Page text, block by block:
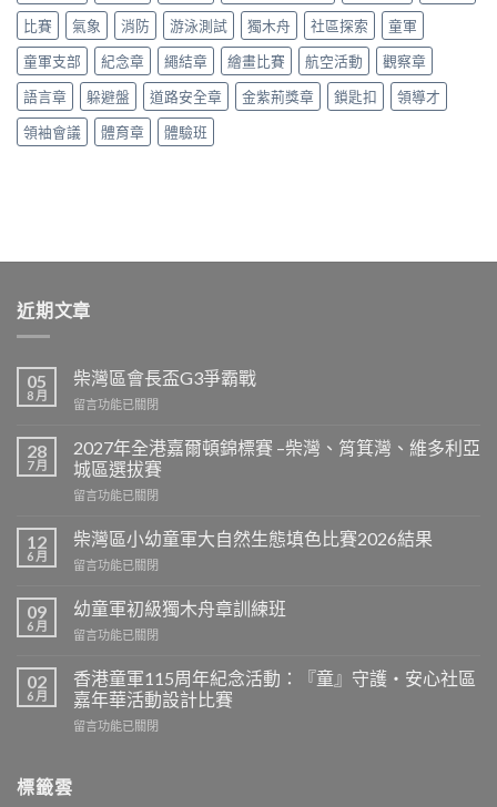
比賽
氣象 消防 游泳測試 獨木舟 社區探索
童軍
童軍支部
紀念章 繩結章 繪畫比賽 航空活動
觀察章
語言章
躲避盤 道路安全章 金紫荊獎章 鎖匙扣
領導才
領袖會議
體育章 體驗班
近期文章
05
8 月
柴灣區會長盃G3爭霸戰
在
灣
區
會
長
G3
霸
中
留言功能已關閉
28
7 月
2027年全港嘉爾頓錦標賽 –柴灣、筲箕灣、維多利亞
城區選拔賽
在
年
全
港
爾
頓
錦
賽
–
柴
留言功能已關閉
12
6 月
柴灣區小幼童軍大自然生態填色比賽2026結果
在
灣
區
小
童
軍
自
留言功能已關閉
09
6 月
幼童軍初級獨木舟章訓練班
在
童
軍
初
級
留言功能已關閉
02
6 月
香港童軍115周年紀念活動：『童』守護‧安心社區
嘉年華活動設計比賽
在
留言功能已關閉
標籤雲